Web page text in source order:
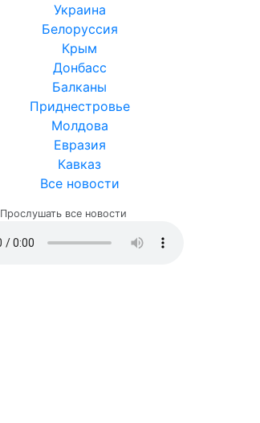
Украина
Белоруссия
Крым
Донбасс
Балканы
Приднестровье
Молдова
Евразия
Кавказ
Все новости
Прослушать все новости